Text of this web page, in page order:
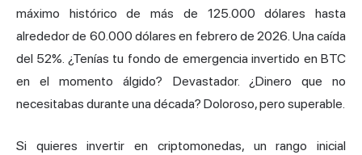
máximo histórico de más de 125.000 dólares hasta
alrededor de 60.000 dólares en febrero de 2026. Una caída
del 52%. ¿Tenías tu fondo de emergencia invertido en BTC
en el momento álgido? Devastador. ¿Dinero que no
necesitabas durante una década? Doloroso, pero superable.
Si quieres invertir en criptomonedas, un rango inicial